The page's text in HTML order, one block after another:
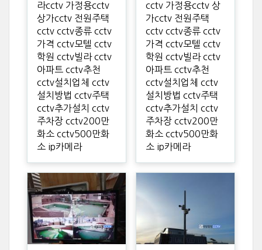
라cctv 가정용cctv
상가cctv 전원주택
cctv cctv종류 cctv
가격 cctv모텔 cctv
학원 cctv빌라 cctv
아파트 cctv추천
cctv설치업체 cctv
설치방법 cctv주택
cctv추가설치 cctv
주차장 cctv200만
화소 cctv500만화
소 ip카메라
cctv 가정용cctv 상
가cctv 전원주택
cctv cctv종류 cctv
가격 cctv모텔 cctv
학원 cctv빌라 cctv
아파트 cctv추천
cctv설치업체 cctv
설치방법 cctv주택
cctv추가설치 cctv
주차장 cctv200만
화소 cctv500만화
소 ip카메라